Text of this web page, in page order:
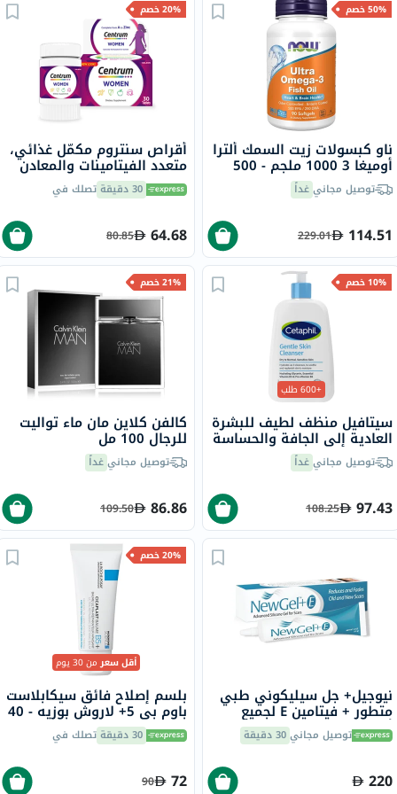
50% خصم
ناو كبسولات زيت السمك ألترا
أوميغا 3 1000 ملجم - 500
ملجم من حمض
الدوكوساهيكسانويك، حزمة
من 90
توصيل مجانيغداً
114.51
229.01
20% خصم
أقراص سنتروم مكمّل غذائي،
متعدد الفيتامينات والمعادن
للنساء، 30 قرص30 دقيقة تصلك في
64.68
80.85
10% خصم
+600 طلب
سيتافيل منظف لطيف للبشرة
العادية إلى الجافة والحساسة
236 ملتوصيل مجانيغداً
97.43
108.25
21% خصم
كالفن كلاين مان ماء تواليت
للرجال 100 مل
توصيل مجانيغداً
86.86
109.50
نيوجيل+ جل سيليكوني طبي
متطور + فيتامين E لجميع
أنواع الندبات 15 جرام
توصيل مجاني30 دقيقة
220
20% خصم
أقل سعرمن 30 يوم
بلسم إصلاح فائق سيكابلاست
باوم بي 5+ لاروش بوزيه - 40
مل 30 دقيقة تصلك في
72
90